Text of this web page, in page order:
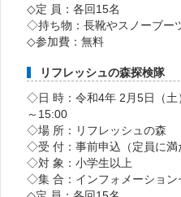
◇定 員：各回15名
◇持ち物：長靴やスノーブー
◇参加費：無料
リフレッシュの森探検隊
◇日 時：令和4年 2月5日（
～15:00
◇場 所：リフレッシュの森
◇受 付：事前申込（定員に満
◇対 象：小学生以上
◇集 合：インフォメーション